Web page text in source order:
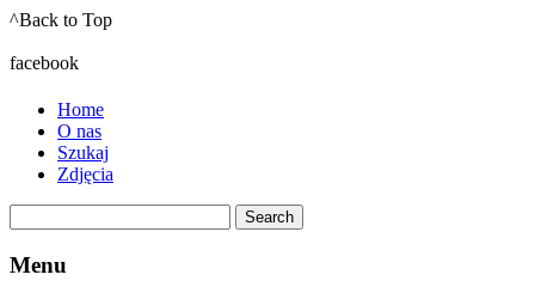
^Back to Top
facebook
Home
O nas
Szukaj
Zdjęcia
Menu